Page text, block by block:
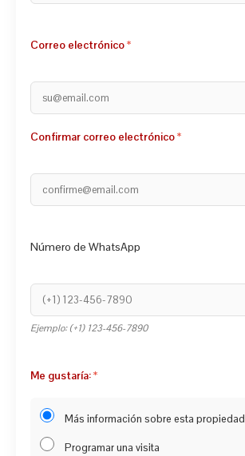
Correo electrónico
Confirmar correo electrónico
Número de WhatsApp
Ejemplo: (+1) 123-456-7890
Me gustaría:
Más información sobre esta propiedad
Programar una visita